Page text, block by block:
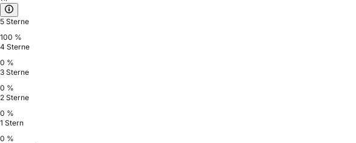
5 Sterne
100 %
4 Sterne
0 %
3 Sterne
0 %
2 Sterne
0 %
1 Stern
0 %